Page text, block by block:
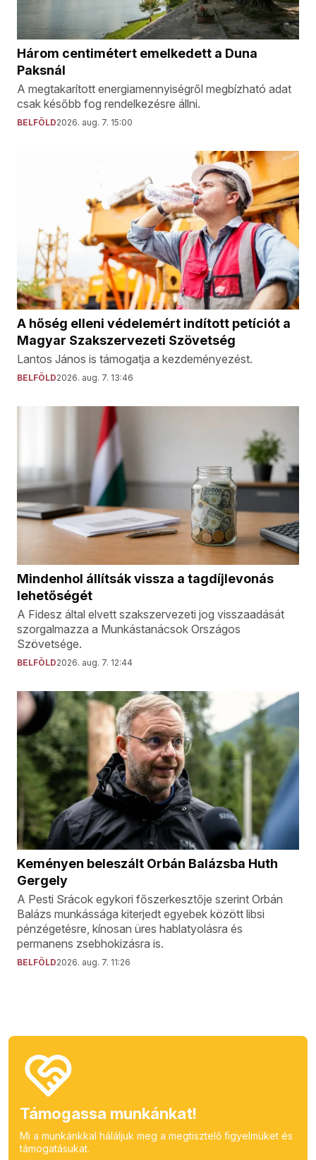
Három centimétert emelkedett a Duna
Paksnál
A megtakarított energiamennyiségről megbízható adat
csak később fog rendelkezésre állni.
BELFÖLD2026. aug. 7. 15:00
A hőség elleni védelemért indított petíciót a
Magyar Szakszervezeti Szövetség
Lantos János is támogatja a kezdeményezést.
BELFÖLD2026. aug. 7. 13:46
Mindenhol állítsák vissza a tagdíjlevonás
lehetőségét
A Fidesz által elvett szakszervezeti jog visszaadását
szorgalmazza a Munkástanácsok Országos
Szövetsége.
BELFÖLD2026. aug. 7. 12:44
Keményen beleszált Orbán Balázsba Huth
Gergely
A Pesti Srácok egykori főszerkesztője szerint Orbán
Balázs munkássága kiterjedt egyebek között libsi
pénzégetésre, kínosan üres hablatyolásra és
permanens zsebhokizásra is.
BELFÖLD2026. aug. 7. 11:26
Támogassa munkánkat!
Mi a munkánkkal háláljuk meg a megtisztelő figyelmüket és
támogatásukat.